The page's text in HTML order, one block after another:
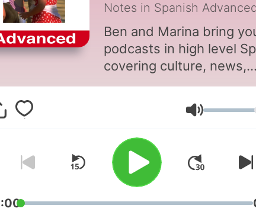
Notes in Spanish
Ben and Marina bring
podcasts in high level
covering culture, news,
conversation, and all
words they never teach
class... Now with
pages and worksheets!
notesinspanish.com for
See our Notes in Spanish
Intermediate podcast too!
Volumen